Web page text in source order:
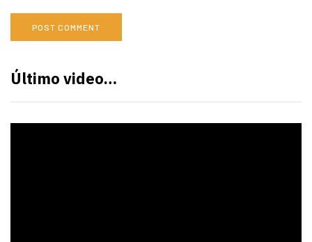
Último video…